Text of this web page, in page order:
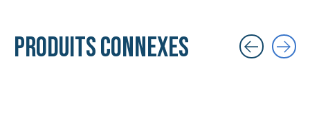
Produits connexes